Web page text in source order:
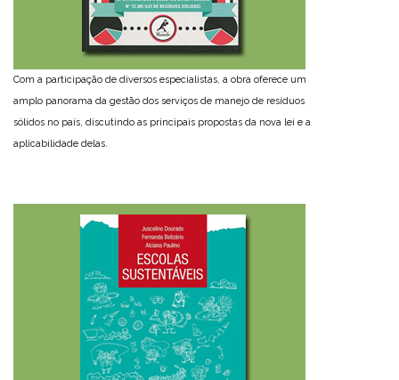
Com a participação de diversos especialistas, a obra oferece um
amplo panorama da gestão dos serviços de manejo de resíduos
sólidos no país, discutindo as principais propostas da nova lei e a
aplicabilidade delas.